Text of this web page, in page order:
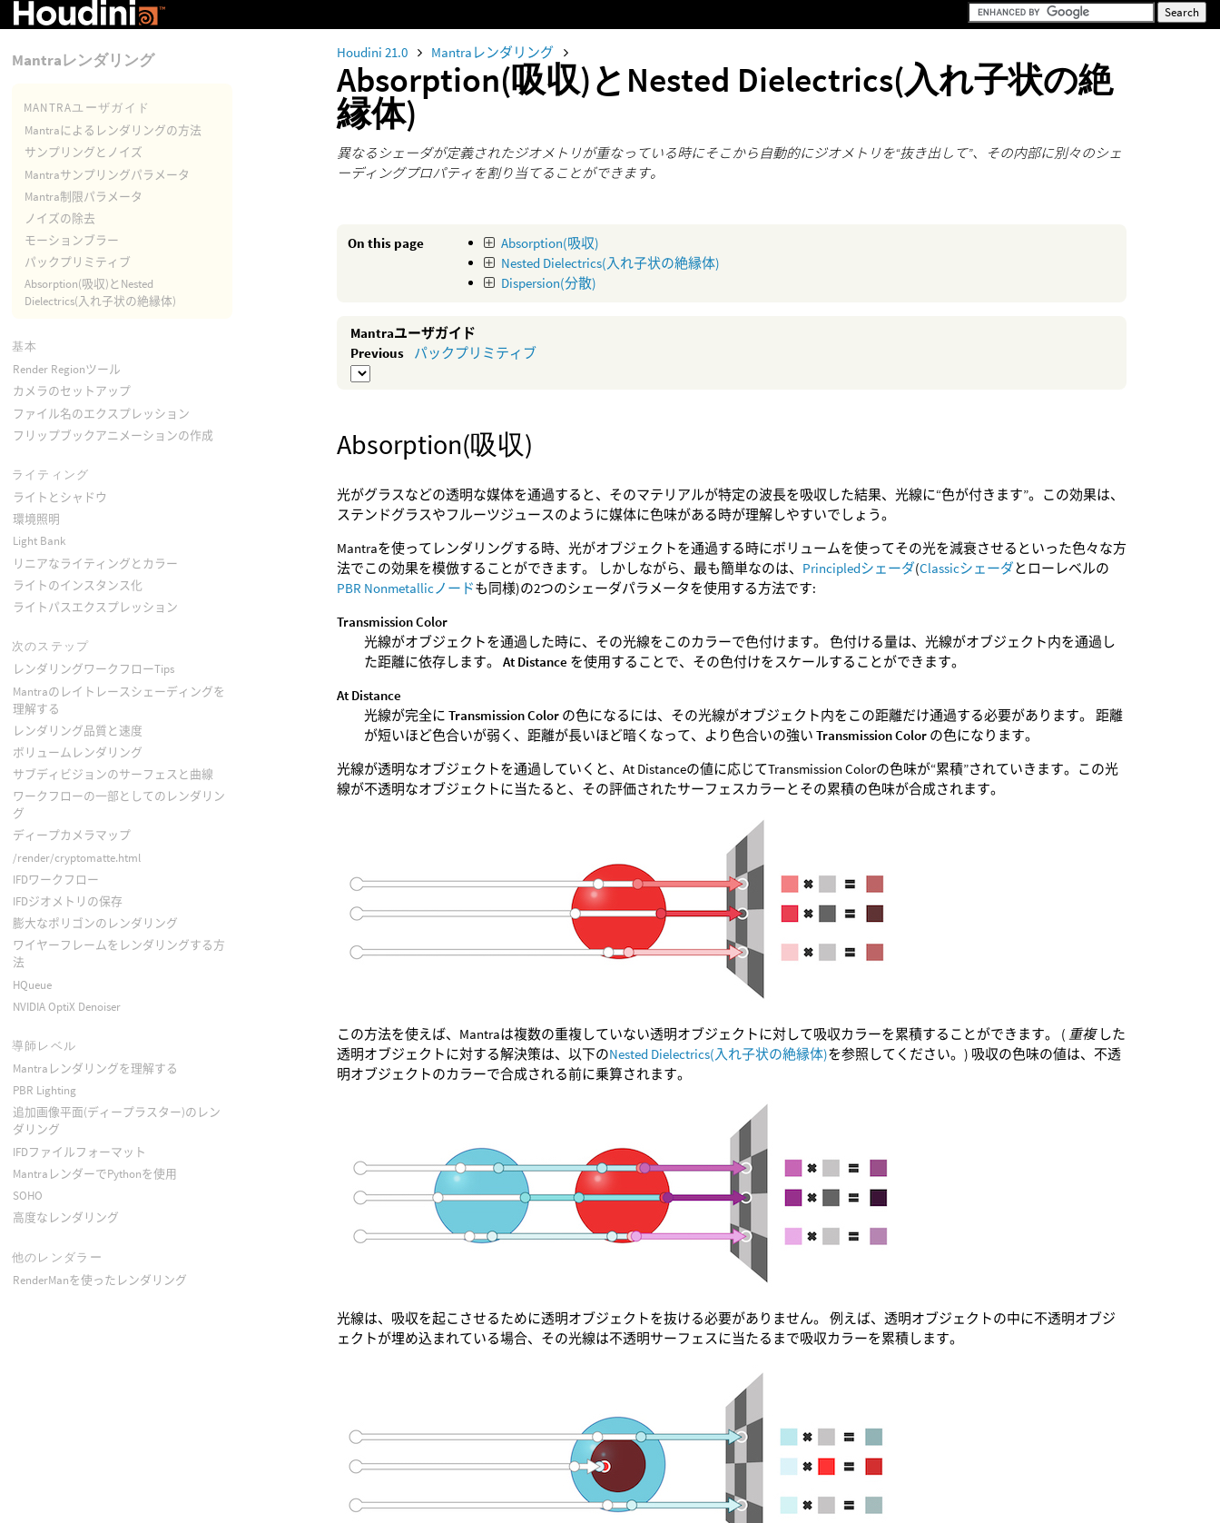
Houdini 21.0 Mantraレンダリング
Absorption(吸収)とNested Dielectrics(入れ子状の絶
縁体)
異なるシェーダが定義されたジオメトリが重なっている時にそこから自動的にジオメトリを“抜き出して”、その内部に別々のシェ
ーディングプロパティを割り当てることができます。
On this page
Absorption(吸収)
Nested Dielectrics(入れ子状の絶縁体)
Dispersion(分散)
Mantraユーザガイド
パックプリミティブ
Absorption(吸収)
光がグラスなどの透明な媒体を通過すると、そのマテリアルが特定の波長を吸収した結果、光線に“色が付きます”。この効果は、
ステンドグラスやフルーツジュースのように媒体に色味がある時が理解しやすいでしょう。
Mantraを使ってレンダリングする時、光がオブジェクトを通過する時にボリュームを使ってその光を減衰させるといった色々な方
法でこの効果を模倣することができます。 しかしながら、最も簡単なのは、 Principledシェーダ(Classicシェーダとローレベルの
PBR Nonmetallicノードも同様)の2つのシェーダパラメータを使用する方法です:
Transmission Color
光線がオブジェクトを通過した時に、その光線をこのカラーで色付けます。 色付ける量は、光線がオブジェクト内を通過し
た距離に依存します。At Distance を使用することで、その色付けをスケールすることができます。
At Distance
光線が完全にTransmission Color の色になるには、その光線がオブジェクト内をこの距離だけ通過する必要があります。 距離
が短いほど色合いが弱く、距離が長いほど暗くなって、より色合いの強いTransmission Color の色になります。
光線が透明なオブジェクトを通過していくと、At Distanceの値に応じてTransmission Colorの色味が“累積”されていきます。この光
線が不透明なオブジェクトに当たると、その評価されたサーフェスカラーとその累積の色味が合成されます。
この方法を使えば、Mantraは複数の重複していない透明オブジェクトに対して吸収カラーを累積することができます。 ( 重複した
透明オブジェクトに対する解決策は、以下のNested Dielectrics(入れ子状の絶縁体)を参照してください。) 吸収の色味の値は、不透
明オブジェクトのカラーで合成される前に乗算されます。
光線は、吸収を起こさせるために透明オブジェクトを抜ける必要がありません。 例えば、透明オブジェクトの中に不透明オブジ
ェクトが埋め込まれている場合、その光線は不透明サーフェスに当たるまで吸収カラーを累積します。
Mantraレンダリング
MANTRAユーザガイド
Mantraによるレンダリングの方法
サンプリングとノイズ
Mantraサンプリングパラメータ
Mantra制限パラメータ
ノイズの除去
モーションブラー
パックプリミティブ
Absorption(吸収)とNested
Dielectrics(入れ子状の絶縁体)
基本
Render Regionツール
カメラのセットアップ
ファイル名のエクスプレッション
フリップブックアニメーションの作成
ライティング
ライトとシャドウ
環境照明
Light Bank
リニアなライティングとカラー
ライトのインスタンス化
ライトパスエクスプレッション
次のステップ
レンダリングワークフローTips
Mantraのレイトレースシェーディングを
理解する
レンダリング品質と速度
ボリュームレンダリング
サブディビジョンのサーフェスと曲線
ワークフローの一部としてのレンダリン
グ
ディープカメラマップ
/render/cryptomatte.html
IFDワークフロー
IFDジオメトリの保存
膨大なポリゴンのレンダリング
ワイヤーフレームをレンダリングする方
法
HQueue
NVIDIA OptiX Denoiser
導師レベル
Mantraレンダリングを理解する
PBR Lighting
追加画像平面(ディープラスター)のレン
ダリング
IFDファイルフォーマット
MantraレンダーでPythonを使用
SOHO
高度なレンダリング
他のレンダラー
RenderManを使ったレンダリング